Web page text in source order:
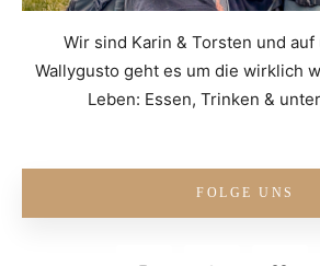
Wir sind Karin & Torsten und
Wallygusto geht es um die wirklich
Leben: Essen, Trinken &
FOLGE UNS